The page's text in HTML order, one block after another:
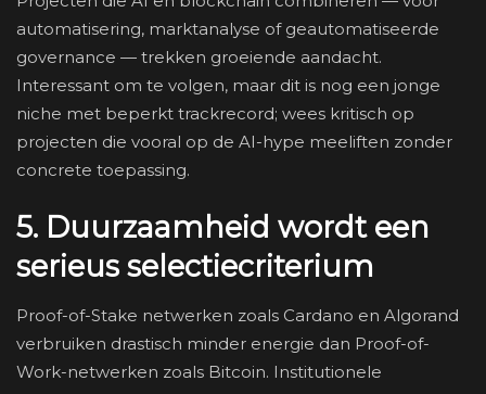
automatisering, marktanalyse of geautomatiseerde
governance — trekken groeiende aandacht.
Interessant om te volgen, maar dit is nog een jonge
niche met beperkt trackrecord; wees kritisch op
projecten die vooral op de AI-hype meeliften zonder
concrete toepassing.
5. Duurzaamheid wordt een
serieus selectiecriterium
Proof-of-Stake netwerken zoals Cardano en Algorand
verbruiken drastisch minder energie dan Proof-of-
Work-netwerken zoals Bitcoin. Institutionele